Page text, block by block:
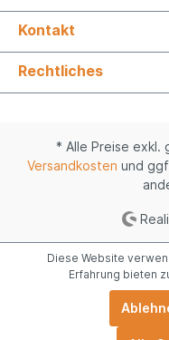
Kontakt
Rechtliches
* Alle Preise exkl.
Versandkosten und
Diese Website
Erfahrung bieten